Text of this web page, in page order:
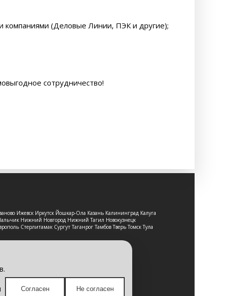
компаниями (Деловые Линии, ПЭК и другие);
сотрудничество!
Ижевск Иркутск Йошкар-Ола Казань Калининград Калуга
Нижний Новгород Нижний Тагил Новокузнецк
Стерлитамак Сургут Таганрог Тамбов Тверь Томск Тула
сайт носит исключительно
является публичной офертой,
Согласен Не согласен